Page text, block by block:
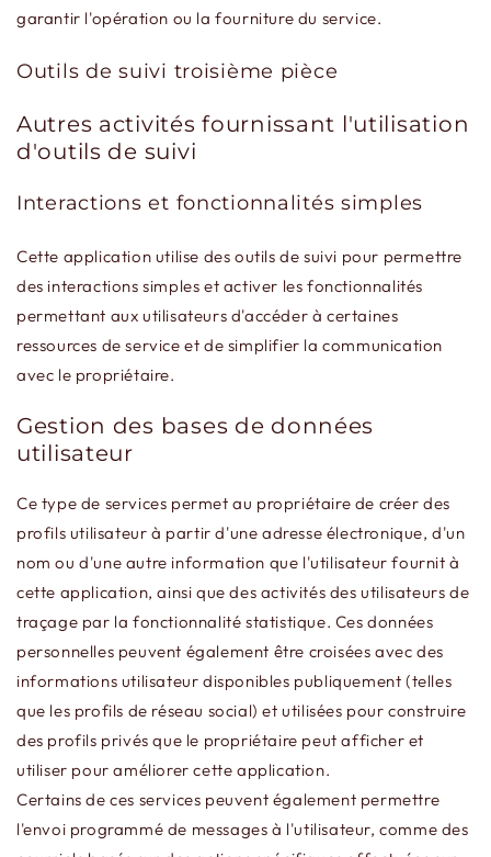
garantir l'opération ou la fourniture du service.
Outils de suivi troisième pièce
Autres activités fournissant l'utilisation
d'outils de suivi
Interactions et fonctionnalités simples
Cette application utilise des outils de suivi pour permettre
des interactions simples et activer les fonctionnalités
permettant aux utilisateurs d'accéder à certaines
ressources de service et de simplifier la communication
avec le propriétaire.
Gestion des bases de données
utilisateur
Ce type de services permet au propriétaire de créer des
profils utilisateur à partir d'une adresse électronique, d'un
nom ou d'une autre information que l'utilisateur fournit à
cette application, ainsi que des activités des utilisateurs de
traçage par la fonctionnalité statistique. Ces données
personnelles peuvent également être croisées avec des
informations utilisateur disponibles publiquement (telles
que les profils de réseau social) et utilisées pour construire
des profils privés que le propriétaire peut afficher et
utiliser pour améliorer cette application.
Certains de ces services peuvent également permettre
l'envoi programmé de messages à l'utilisateur, comme des